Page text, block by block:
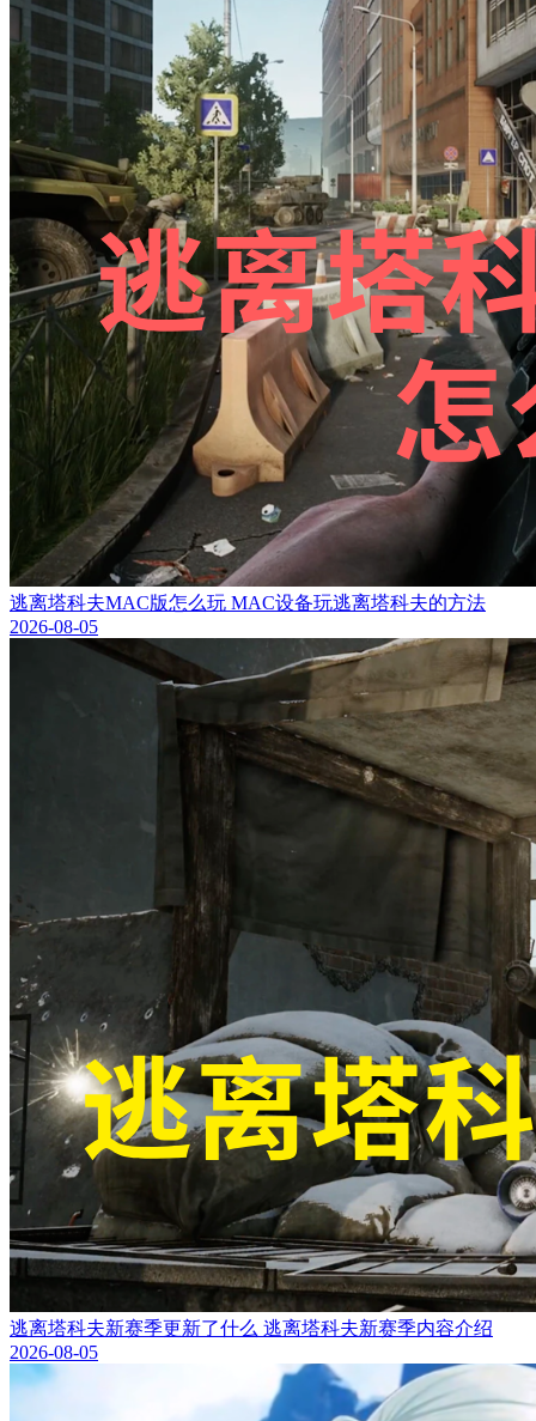
逃离塔科夫MAC版怎么玩 MAC设备玩逃离塔科夫的方法
2026-08-05
逃离塔科夫新赛季更新了什么 逃离塔科夫新赛季内容介绍
2026-08-05